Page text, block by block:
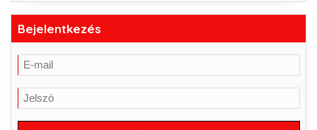
Bejelentkezés